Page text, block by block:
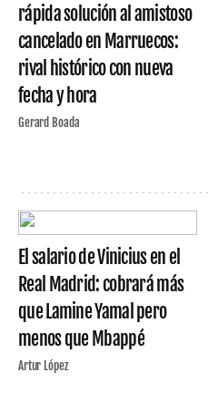
rápida solución al amistoso
cancelado en Marruecos:
rival histórico con nueva
fecha y hora
Gerard Boada
El salario de Vinicius en el
Real Madrid: cobrará más
que Lamine Yamal pero
menos que Mbappé
Artur López